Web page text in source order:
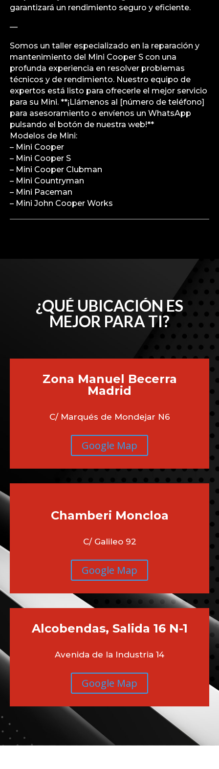
garantizará un rendimiento seguro y eficiente.
—
Somos un taller especializado en la reparación y
mantenimiento del Mini Cooper S con una
profunda experiencia en resolver problemas
técnicos y de rendimiento. Nuestro equipo de
expertos está listo para ofrecerle el mejor servicio
para su Mini. **¡Llámenos al [número de teléfono]
para asesoramiento o envíenos un WhatsApp
pulsando el botón de nuestra web!**
Modelos de Mini:
– Mini Cooper
– Mini Cooper S
– Mini Cooper Clubman
– Mini Countryman
– Mini Paceman
– Mini John Cooper Works
¿QUÉ UBICACIÓN ES
MEJOR PARA TI?
Zona Manuel Becerra
Madrid
C/ Marqués de Mondejar N6
Google Map
Chamberi Moncloa
C/ Galileo 92
Google Map
Alcobendas, Salida 16 N-1
Avenida de la Industria 14
Google Map